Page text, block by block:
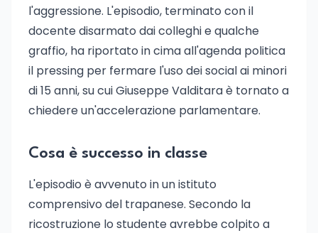
l'aggressione. L'episodio, terminato con il
docente disarmato dai colleghi e qualche
graffio, ha riportato in cima all'agenda politica
il pressing per fermare l'uso dei social ai minori
di 15 anni, su cui Giuseppe Valditara è tornato a
chiedere un'accelerazione parlamentare.
Cosa è successo in classe
L'episodio è avvenuto in un istituto
comprensivo del trapanese. Secondo la
ricostruzione lo studente avrebbe colpito a